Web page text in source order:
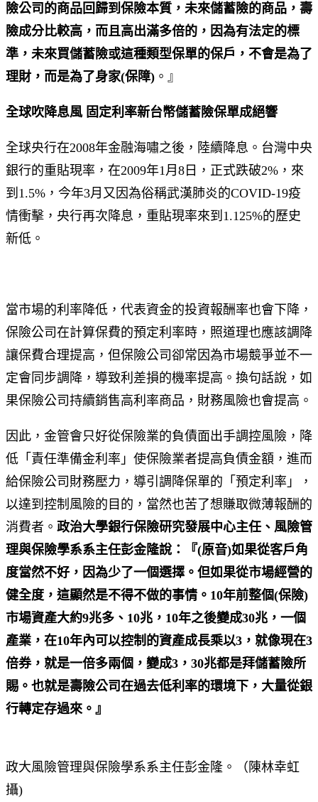
險公司的商品回歸到保險本質，未來儲蓄險的商品，壽
險成分比較高，而且高出滿多倍的，因為有法定的標
準，未來買儲蓄險或這種類型保單的保戶，不會是為了
理財，而是為了身家(保障) 。』
全球吹降息風 固定利率新台幣儲蓄險保單成絕響
全球央行在2008年金融海嘯之後，陸續降息。台灣中央
銀行的重貼現率，在2009年1月8日，正式跌破2%，來
到1.5%，今年3月又因為俗稱武漢肺炎的COVID-19疫
情衝擊，央行再次降息，重貼現率來到1.125%的歷史
新低。
當市場的利率降低，代表資金的投資報酬率也會下降，
保險公司在計算保費的預定利率時，照道理也應該調降
讓保費合理提高，但保險公司卻常因為市場競爭並不一
定會同步調降，導致利差損的機率提高。換句話說，如
果保險公司持續銷售高利率商品，財務風險也會提高。
因此，金管會只好從保險業的負債面出手調控風險，降
低「責任準備金利率」使保險業者提高負債金額，進而
給保險公司財務壓力，導引調降保單的「預定利率」，
以達到控制風險的目的，當然也苦了想賺取微薄報酬的
消費者。 政治大學銀行保險研究發展中心主任、風險管
理與保險學系系主任彭金隆說：『(原音)如果從客戶角
度當然不好，因為少了一個選擇。但如果從市場經營的
健全度，這顯然是不得不做的事情。10年前整個(保險)
市場資產大約9兆多、10兆，10年之後變成30兆，一個
產業，在10年內可以控制的資產成長乘以3，就像現在3
倍券，就是一倍多兩個，變成3，30兆都是拜儲蓄險所
賜。也就是壽險公司在過去低利率的環境下，大量從銀
行轉定存過來。』
政大風險管理與保險學系系主任彭金隆。（陳林幸虹
攝)